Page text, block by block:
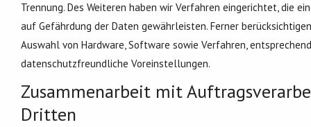
Trennung. Des Weiteren haben wir Verfahren eingerichtet, die
auf Gefährdung der Daten gewährleisten. Ferner
Auswahl von Hardware, Software sowie Verfahren,
datenschutzfreundliche Voreinstellungen.
Zusammenarbeit mit
Dritten